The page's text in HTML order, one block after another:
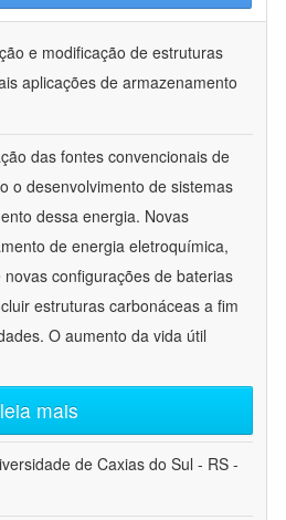
e modificação de estruturas
aplicações de armazenamento
das fontes convencionais de
o desenvolvimento de sistemas
dessa energia. Novas
de energia eletroquímica,
configurações de baterias
estruturas carbonáceas a fim
O aumento da vida útil
leia mais
de Caxias do Sul - RS -